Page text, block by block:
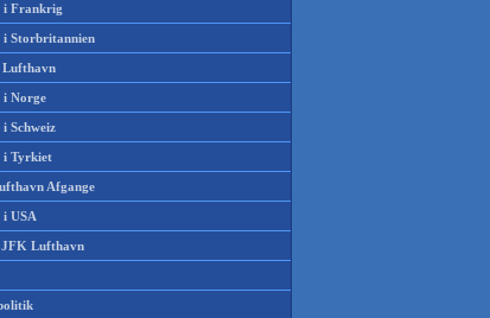
i Frankrig
i Storbritannien
Lufthavn
i Norge
Schweiz
i Tyrkiet
Afgange
USA
JFK Lufthavn